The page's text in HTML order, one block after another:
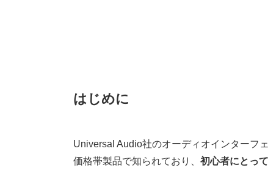
はじめに
Universal Audio社のオーディオインターフ
価格帯製品で知られており、 初心者にとっ